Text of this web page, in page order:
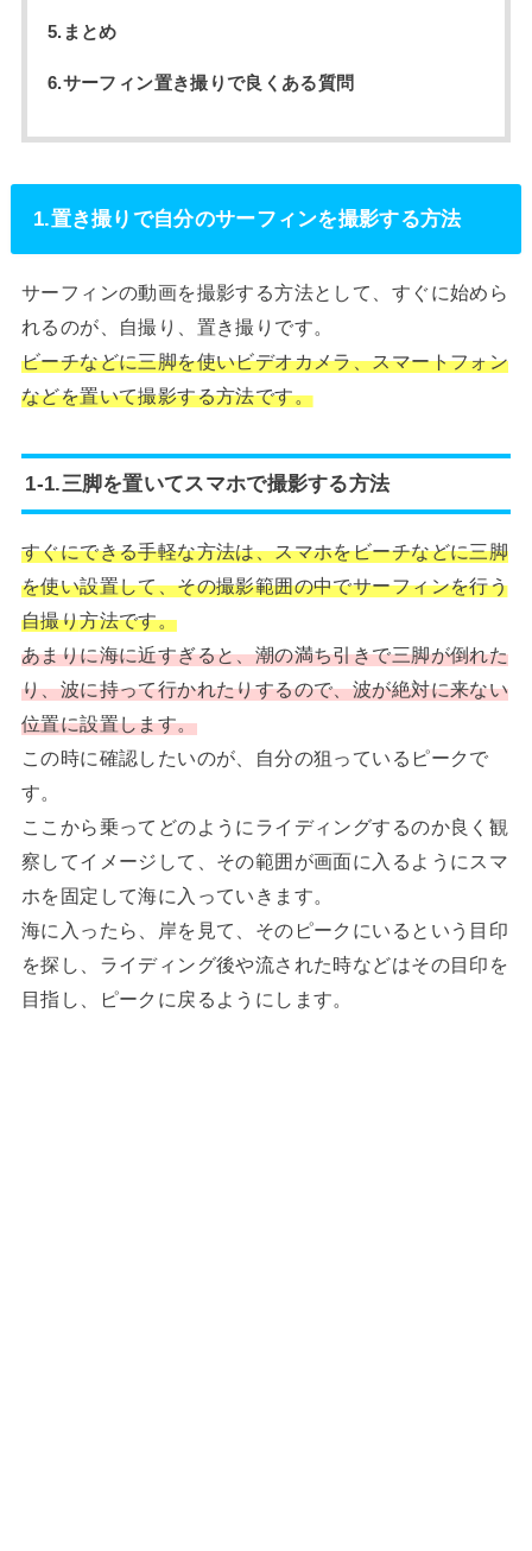
5.まとめ
6.サーフィン置き撮りで良くある質問
1.置き撮りで自分のサーフィンを撮影する方法
サーフィンの動画を撮影する方法として、すぐに始めら
れるのが、自撮り、置き撮りです。
ビーチなどに三脚を使いビデオカメラ、スマートフォン
などを置いて撮影する方法です。
1-1.三脚を置いてスマホで撮影する方法
すぐにできる手軽な方法は、スマホをビーチなどに三脚
を使い設置して、その撮影範囲の中でサーフィンを行う
自撮り方法です。
あまりに海に近すぎると、潮の満ち引きで三脚が倒れた
り、波に持って行かれたりするので、波が絶対に来ない
位置に設置します。
この時に確認したいのが、自分の狙っているピークで
す。
ここから乗ってどのようにライディングするのか良く観
察してイメージして、その範囲が画面に入るようにスマ
ホを固定して海に入っていきます。
海に入ったら、岸を見て、そのピークにいるという目印
を探し、ライディング後や流された時などはその目印を
目指し、ピークに戻るようにします。